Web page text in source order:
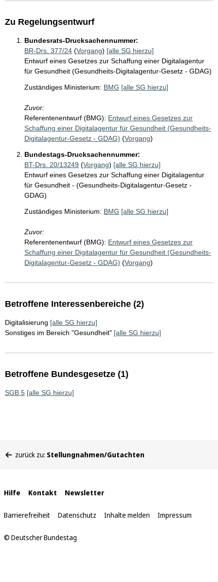
Zu Regelungsentwurf
Bundesrats-Drucksachennummer:
BR-Drs. 377/24 (Vorgang) [alle SG hierzu]
Entwurf eines Gesetzes zur Schaffung einer Digitalagentur
für Gesundheit (Gesundheits-Digitalagentur-Gesetz - GDAG)
Zuständiges Ministerium: BMG [alle SG hierzu]
Zuvor:
Referentenentwurf (BMG): Entwurf eines Gesetzes zur
Schaffung einer Digitalagentur für Gesundheit (Gesundheits-
Digitalagentur-Gesetz - GDAG) (Vorgang)
Bundestags-Drucksachennummer:
BT-Drs. 20/13249 (Vorgang) [alle SG hierzu]
Entwurf eines Gesetzes zur Schaffung einer Digitalagentur
für Gesundheit - (Gesundheits-Digitalagentur-Gesetz -
GDAG)
Zuständiges Ministerium: BMG [alle SG hierzu]
Zuvor:
Referentenentwurf (BMG): Entwurf eines Gesetzes zur
Schaffung einer Digitalagentur für Gesundheit (Gesundheits-
Digitalagentur-Gesetz - GDAG) (Vorgang)
Betroffene Interessenbereiche (2)
Digitalisierung [alle SG hierzu]
Sonstiges im Bereich "Gesundheit" [alle SG hierzu]
Betroffene Bundesgesetze (1)
SGB 5 [alle SG hierzu]
befinden
zurück zu: Stellungnahmen/Gutachten
Interne
Links
Hilfe Kontakt Newsletter
Barrierefreiheit Datenschutz Inhalte melden Impressum
© Deutscher Bundestag